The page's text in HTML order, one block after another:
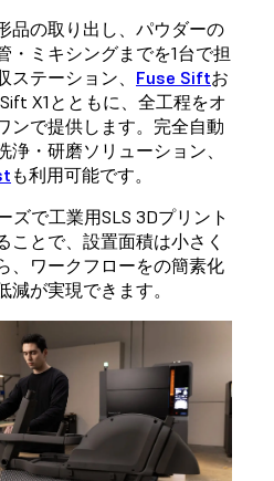
品の取り出し、パウダーの
・ミキシングまでを1台で担
ステーション、 Fuse Siftお
X1とともに、全工程をオ
ンで提供します。完全自動
浄・研磨ソリューション、
も利用可能です。
ズで工業用SLS 3Dプリント
ことで、設置面積は小さく
、ワークフローをの簡素化
減が実現できます。